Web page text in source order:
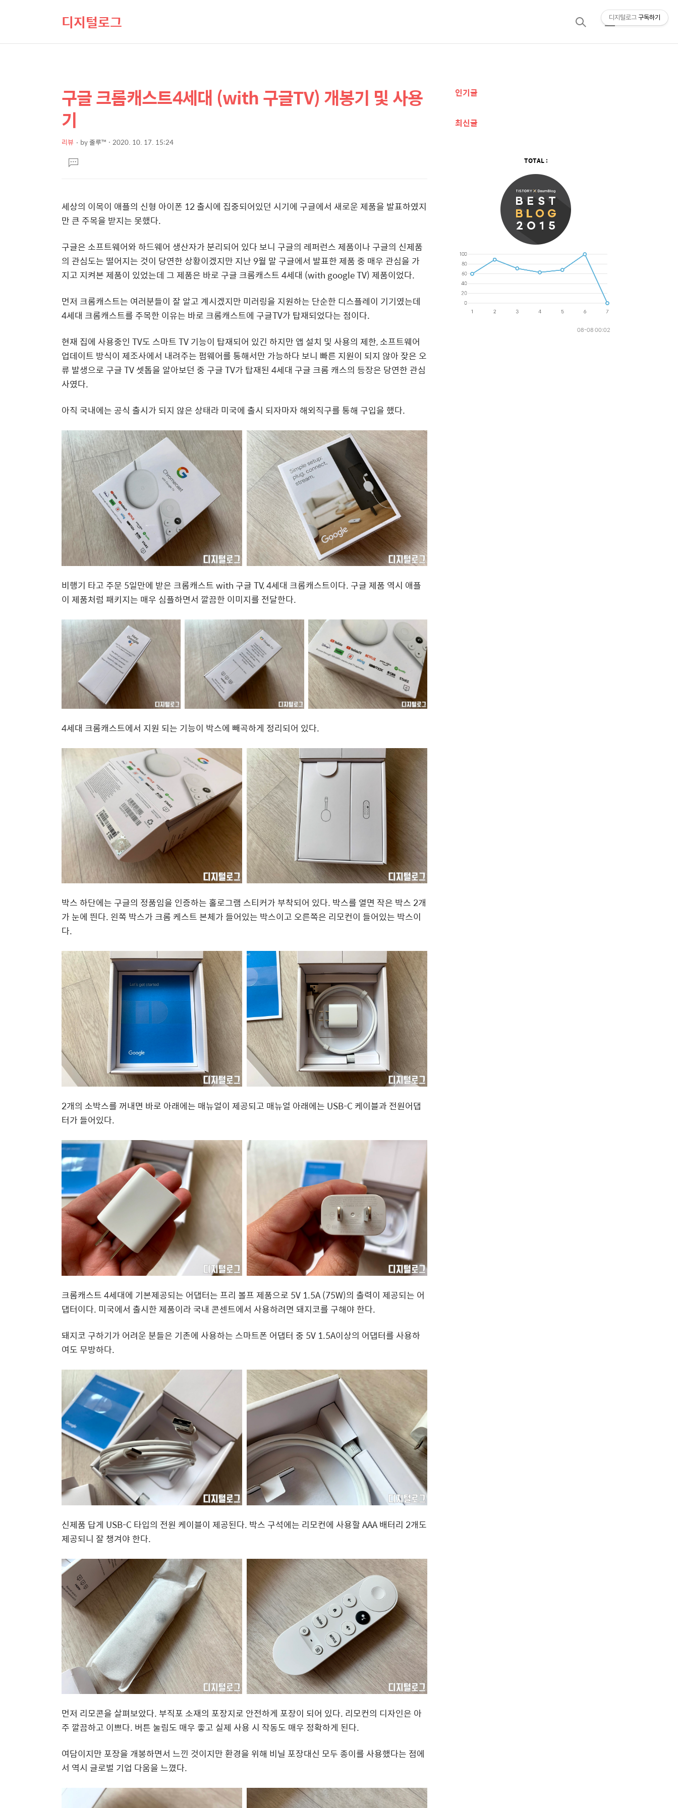
디지털로그
검
메
상
세
컨
텐
본
문
제
구글 크롬캐스트4세대 (with 구글TV) 개봉기 및 사용
기
리뷰 by줄루™ 2020. 10. 17. 15:24
문댓
글
세상의 이목이 애플의 신형 아이폰 12 출시에 집중되어있던 시기에 구글에서 새로운 제품을 발표하였지
만 큰 주목을 받지는 못했다.
구글은 소프트웨어와 하드웨어 생산자가 분리되어 있다 보니 구글의 레퍼런스 제품이나 구글의 신제품
의 관심도는 떨어지는 것이 당연한 상황이겠지만 지난 9월 말 구글에서 발표한 제품 중 매우 관심을 가
지고 지켜본 제품이 있었는데 그 제품은 바로 구글 크롬캐스트 4세대 (with google TV) 제품이었다.
먼저 크롬캐스트는 여러분들이 잘 알고 계시겠지만 미러링을 지원하는 단순한 디스플레이 기기였는데
4세대 크롬캐스트를 주목한 이유는 바로 크롬캐스트에 구글TV가 탑재되었다는 점이다.
현재 집에 사용중인 TV도 스마트 TV 기능이 탑재되어 있긴 하지만 앱 설치 및 사용의 제한, 소프트웨어
업데이트 방식이 제조사에서 내려주는 펌웨어를 통해서만 가능하다 보니 빠른 지원이 되지 않아 잦은 오
류 발생으로 구글 TV 셋톱을 알아보던 중 구글 TV가 탑재된 4세대 구글 크롬 캐스의 등장은 당연한 관심
사였다.
아직 국내에는 공식 출시가 되지 않은 상태라 미국에 출시 되자마자 해외직구를 통해 구입을 했다.
비행기 타고 주문 5일만에 받은 크롬캐스트 with 구글 TV, 4세대 크롬캐스트이다. 구글 제품 역시 애플
이 제품처럼 패키지는 매우 심플하면서 깔끔한 이미지를 전달한다.
4세대 크롬캐스트에서 지원 되는 기능이 박스에 빼곡하게 정리되어 있다.
박스 하단에는 구글의 정품임을 인증하는 홀로그램 스티커가 부착되어 있다. 박스를 열면 작은 박스 2개
가 눈에 띈다. 왼쪽 박스가 크롬 케스트 본체가 들어있는 박스이고 오른쪽은 리모컨이 들어있는 박스이
다.
2개의 소박스를 꺼내면 바로 아래에는 매뉴얼이 제공되고 매뉴얼 아래에는 USB-C 케이블과 전원어댑
터가 들어있다.
크롬캐스트 4세대에 기본제공되는 어댑터는 프리 볼프 제품으로 5V 1.5A (75W)의 출력이 제공되는 어
댑터이다. 미국에서 출시한 제품이라 국내 콘센트에서 사용하려면 돼지코를 구해야 한다.
돼지코 구하기가 어려운 분들은 기존에 사용하는 스마트폰 어댑터 중 5V 1.5A이상의 어댑터를 사용하
여도 무방하다.
신제품 답게 USB-C 타입의 전원 케이블이 제공된다. 박스 구석에는 리모컨에 사용할 AAA 배터리 2개도
제공되니 잘 챙겨야 한다.
먼저 리모콘을 살펴보았다. 부직포 소재의 포장지로 안전하게 포장이 되어 있다. 리모컨의 디자인은 아
주 깔끔하고 이쁘다. 버튼 눌림도 매우 좋고 실제 사용 시 작동도 매우 정확하게 된다.
여담이지만 포장을 개봉하면서 느낀 것이지만 환경을 위해 비닐 포장대신 모두 종이를 사용했다는 점에
서 역시 글로벌 기업 다움을 느꼈다.
추
정
인기글
최신글
TOTAL :
08-08 00:02
디지털로그 구독하기